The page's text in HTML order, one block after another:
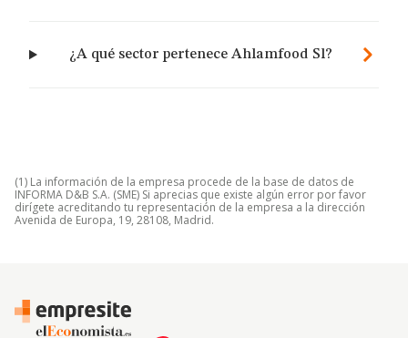
¿A qué sector pertenece Ahlamfood Sl?
(1) La información de la empresa procede de la base de datos de
INFORMA D&B S.A. (SME) Si aprecias que existe algún error por favor
dirígete acreditando tu representación de la empresa a la dirección
Avenida de Europa, 19, 28108, Madrid.